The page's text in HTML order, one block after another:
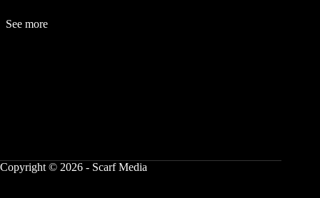
See more
Copyright © 2026 - Scarf Media